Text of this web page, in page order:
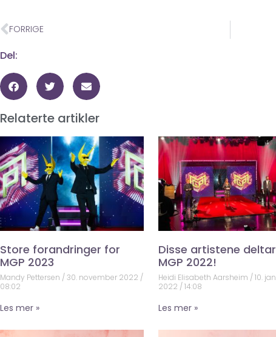
FORRIGE
Del:
Relaterte artikler
Store forandringer for
MGP 2023
Mandy Pettersen
30. november 2022
08:02
Les mer »
Disse artistene
MGP 2022!
Heidi Elisabeth Aarsheim 10.
2022 14:08
Les mer »